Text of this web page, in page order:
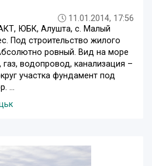
11.01.2014, 17:56
ЮБК, Алушта, с. Малый
Под строительство жилого
ровный. Вид на море
газ, водопровод, канализация –
участка фундамент под
...